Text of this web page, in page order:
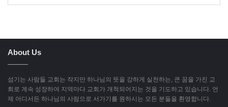
About Us
섬기는 사람들 교회는 작지만 하나님의 뜻을 강하게 실천하는, 큰 꿈을 가진 교
회로 계속 성장하여 지역마다 교회가 개척되어지는 것을 기도하고 있습니다. 언
제 어디서든 하나님의 사람으로 서가기를 원하시는 모든 분들을 환영합니다.